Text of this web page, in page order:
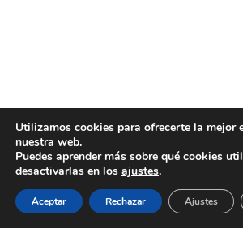
Utilizamos cookies para ofrecerte la mejor
nuestra web.
Puedes aprender más sobre qué cookies
desactivarlas en los ajustes.
Aceptar Rechazar Ajustes